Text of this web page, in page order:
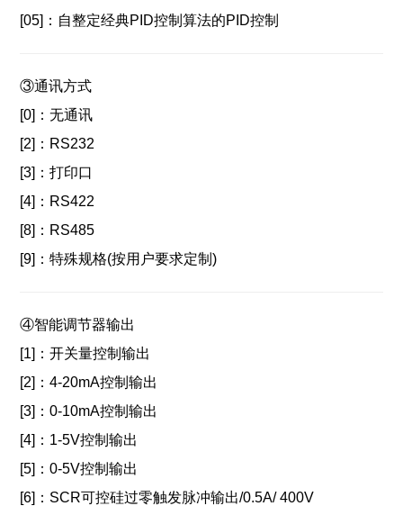
[05]： 自整定经典PID控制算法的PID控制
③通讯方式
[0]：无通讯
[2]： RS232
[3]：打印口
[4]： RS422
[8]： RS485
[9]：特殊规格(按用户要求定制)
④智能调节器输出
[1]：开关量控制输出
[2]：4-20mA控制输出
[3]：0-10mA控制输出
[4]： 1-5V控制输出
[5]：0-5V控制输出
[6]： SCR可控硅过零触发脉冲输出/0.5A/ 400V